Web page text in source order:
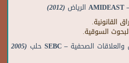
– الرياض (2012)
القانونية.
السوقية.
الصحفية – SEBC حلب (2005